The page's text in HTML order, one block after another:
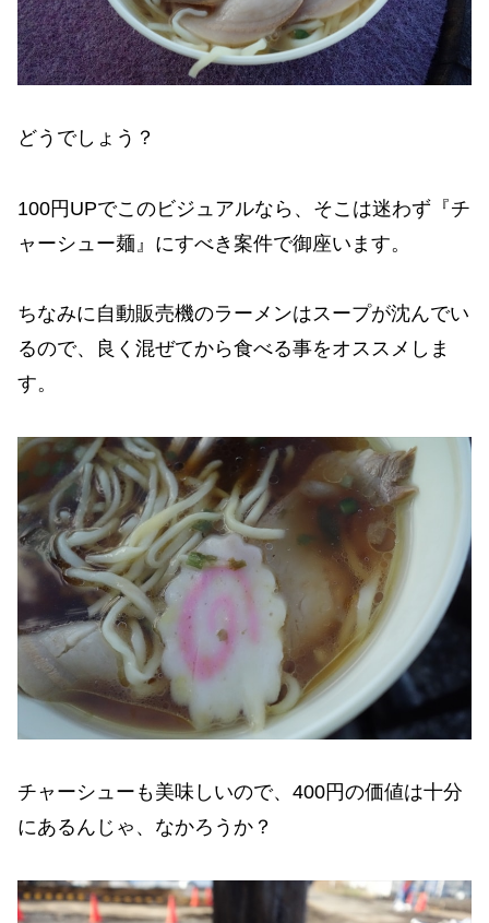
どうでしょう？
100円UPでこのビジュアルなら、そこは迷わず『チ
ャーシュー麺』にすべき案件で御座います。
ちなみに自動販売機のラーメンはスープが沈んでい
るので、良く混ぜてから食べる事をオススメしま
す。
チャーシューも美味しいので、400円の価値は十分
にあるんじゃ、なかろうか？